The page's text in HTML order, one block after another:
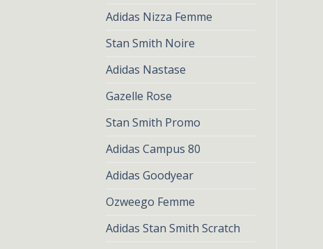
Adidas Nizza Femme
Stan Smith Noire
Adidas Nastase
Gazelle Rose
Stan Smith Promo
Adidas Campus 80
Adidas Goodyear
Ozweego Femme
Adidas Stan Smith Scratch